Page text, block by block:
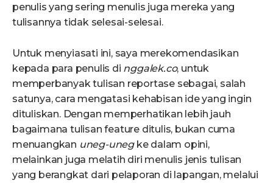
penulis yang sering menulis juga mereka yang
tulisannya tidak selesai-selesai.
Untuk menyiasati ini, saya merekomendasikan
kepada para penulis di nggalek.co, untuk
memperbanyak tulisan reportase sebagai, salah
satunya, cara mengatasi kehabisan ide yang ingin
dituliskan. Dengan memperhatikan lebih jauh
bagaimana tulisan feature ditulis, bukan cuma
menuangkan uneg-unegke dalam opini,
melainkan juga melatih diri menulis jenis tulisan
yang berangkat dari pelaporan di lapangan, melalui